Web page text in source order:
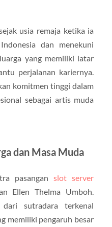
usia remaja ketika ia
dan menekuni
yang memiliki latar
perjalanan kariernya.
komitmen tinggi dalam
sebagai artis muda
dan Masa Muda
pasanganslot server
Ellen Thelma Umboh.
sutradara terkenal
memiliki pengaruh besar